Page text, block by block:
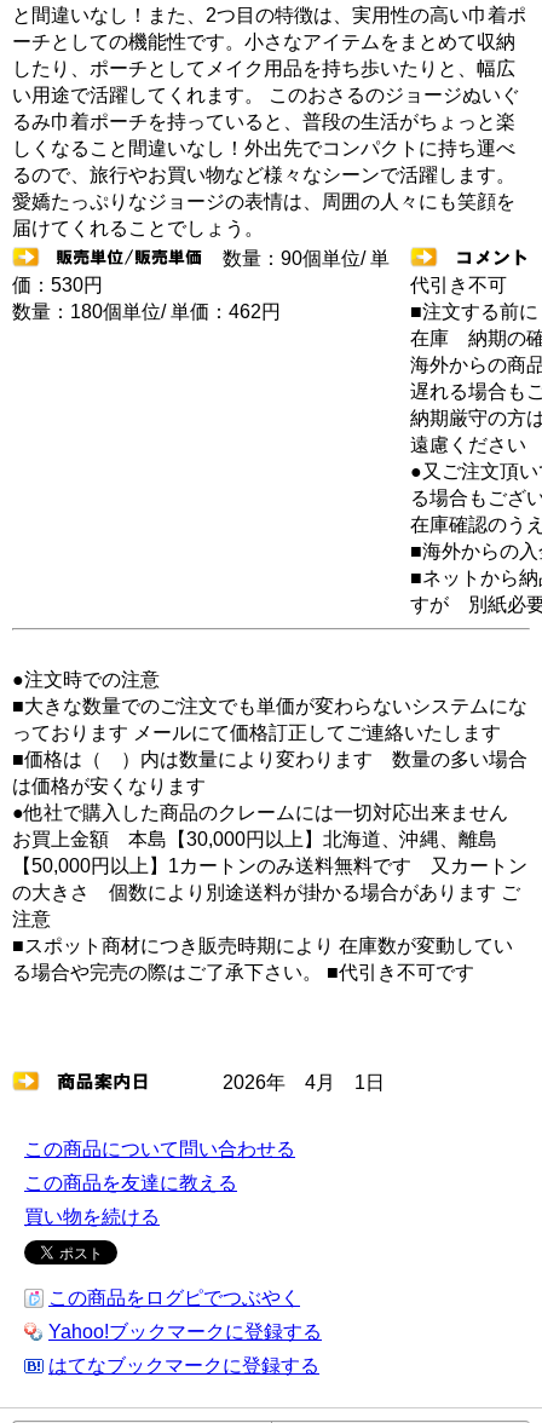
と間違いなし！また、2つ目の特徴は、実用性の高い巾着ポ
ーチとしての機能性です。小さなアイテムをまとめて収納
したり、ポーチとしてメイク用品を持ち歩いたりと、幅広
い用途で活躍してくれます。 このおさるのジョージぬいぐ
るみ巾着ポーチを持っていると、普段の生活がちょっと楽
しくなること間違いなし！外出先でコンパクトに持ち運べ
るので、旅行やお買い物など様々なシーンで活躍します。
愛嬌たっぷりなジョージの表情は、周囲の人々にも笑顔を
届けてくれることでしょう。
数量：90個単位/ 単
価：530円
数量：180個単位/ 単価：462円
代引き不可
■注文する前に
在庫 納期の
海外からの商
遅れる場合も
納期厳守の方
遠慮ください
●又ご注文頂
る場合もござ
在庫確認のう
■海外からの
■ネットから
すが 別紙必
●注文時での注意
■大きな数量でのご注文でも単価が変わらないシステムにな
っております メールにて価格訂正してご連絡いたします
■価格は（ ）内は数量により変わります 数量の多い場合
は価格が安くなります
●他社で購入した商品のクレームには一切対応出来ません
お買上金額 本島【30,000円以上】北海道、沖縄、離島
【50,000円以上】1カートンのみ送料無料です 又カートン
の大きさ 個数により別途送料が掛かる場合があります ご
注意
■スポット商材につき販売時期により 在庫数が変動してい
る場合や完売の際はご了承下さい。 ■代引き不可です
2026年 4月 1日
この商品について問い合わせる
この商品を友達に教える
買い物を続ける
この商品をログピでつぶやく
Yahoo!ブックマークに登録する
はてなブックマークに登録する